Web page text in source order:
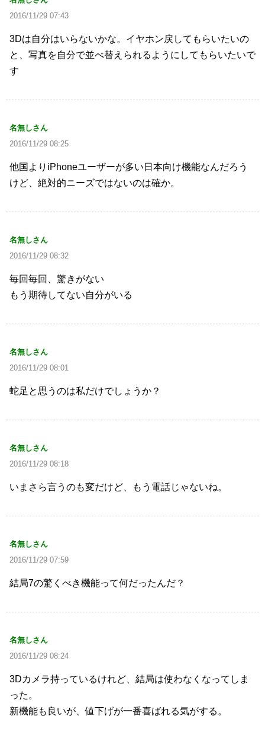
2016/11/29 07:43
3Dは自分はいらないかな。イヤホン戻してもらいたいの
と、写真を自分で並べ替えられるようにしてもらいたいで
す
名無しさん
2016/11/29 08:25
他国よりiPhoneユーザーが多い日本向け機能なんだろう
けど、絶対的ニーズではないのは確か。
名無しさん
2016/11/29 08:32
毎回毎回、驚きがない
もう期待してない自分がいる
名無しさん
2016/11/29 08:01
蛇足と思うのは私だけでしょうか？
名無しさん
2016/11/29 08:18
いまさら言うのも変だけど、もう電話じゃないね。
名無しさん
2016/11/29 07:59
結局7の驚くべき機能って何だったんだ？
名無しさん
2016/11/29 08:24
3Dカメラ持っているけれど、結局は使わなくなってしま
った。
新機能も良いが、値下げが一番喜ばれる気がする。